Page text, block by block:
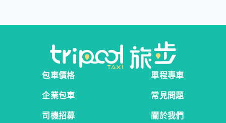
包車價格
單程專車
企業包車
常見問題
司機招募
關於我們